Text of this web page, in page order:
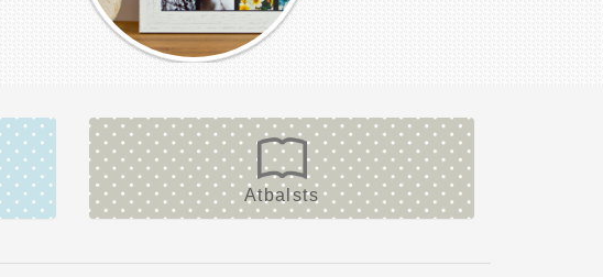
Atbalsts